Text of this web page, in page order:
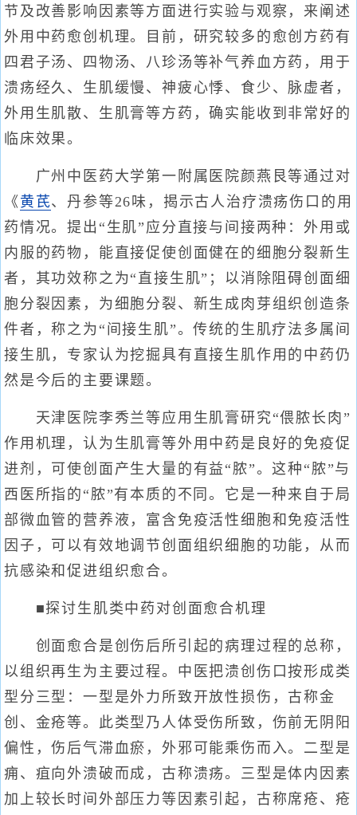
节及改善影响因素等方面进行实验与观察，来阐述
外用中药愈创机理。目前，研究较多的愈创方药有
四君子汤、四物汤、八珍汤等补气养血方药，用于
溃疡经久、生肌缓慢、神疲心悸、食少、脉虚者，
外用生肌散、生肌膏等方药，确实能收到非常好的
临床效果。
广州中医药大学第一附属医院颜燕艮等通过对
《 黄芪、丹参等26味，揭示古人治疗溃疡伤口的用
药情况。提出“生肌”应分直接与间接两种：外用或
内服的药物，能直接促使创面健在的细胞分裂新生
者，其功效称之为“直接生肌”；以消除阻碍创面细
胞分裂因素，为细胞分裂、新生成肉芽组织创造条
件者，称之为“间接生肌”。传统的生肌疗法多属间
接生肌，专家认为挖掘具有直接生肌作用的中药仍
然是今后的主要课题。
天津医院李秀兰等应用生肌膏研究“偎脓长肉”
作用机理，认为生肌膏等外用中药是良好的免疫促
进剂，可使创面产生大量的有益“脓”。这种“脓”与
西医所指的“脓”有本质的不同。它是一种来自于局
部微血管的营养液，富含免疫活性细胞和免疫活性
因子，可以有效地调节创面组织细胞的功能，从而
抗感染和促进组织愈合。
■探讨生肌类中药对创面愈合机理
创面愈合是创伤后所引起的病理过程的总称，
以组织再生为主要过程。中医把溃创伤口按形成类
型分三型：一型是外力所致开放性损伤，古称金
创、金疮等。此类型乃人体受伤所致，伤前无阴阳
偏性，伤后气滞血瘀，外邪可能乘伤而入。二型是
痈、疽向外溃破而成，古称溃疡。三型是体内因素
加上较长时间外部压力等因素引起，古称席疮、疮